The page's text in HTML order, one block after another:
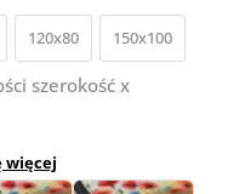
120x80 150x100
szerokość x
więcej